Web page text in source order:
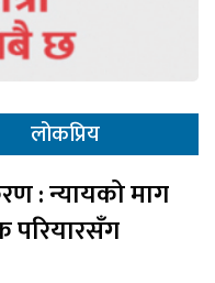
लोकप्रिय
: न्यायको माग
परियारसँग